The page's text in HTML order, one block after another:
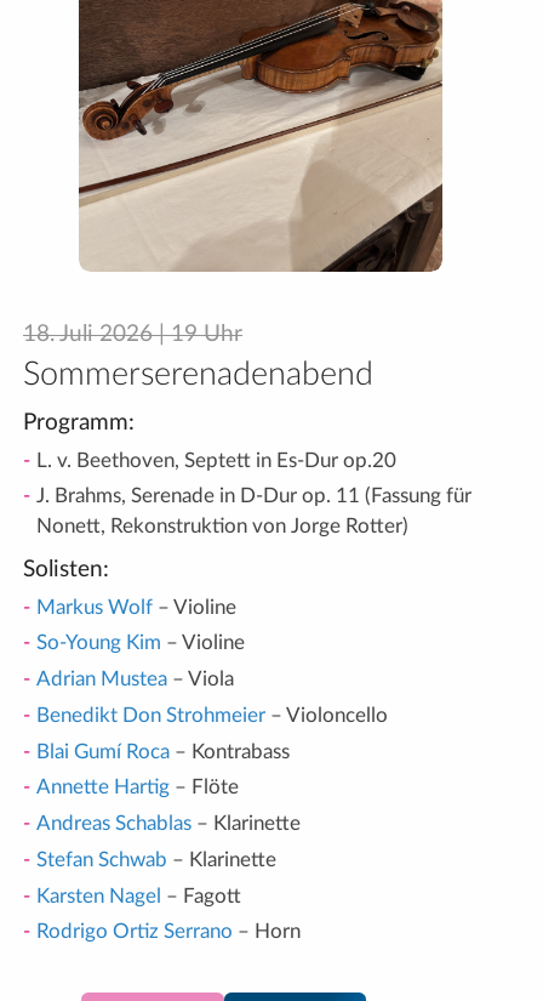
18. Juli 2026 | 19 Uhr
Sommerserenadenabend
Programm:
L. v. Beethoven, Septett in Es-Dur op.20
J. Brahms, Serenade in D-Dur op. 11 (Fassung für
Nonett, Rekonstruktion von Jorge Rotter)
Solisten:
Markus Wolf – Violine
So-Young Kim – Violine
Adrian Mustea – Viola
Benedikt Don Strohmeier – Violoncello
Blai Gumí Roca – Kontrabass
Annette Hartig – Flöte
Andreas Schablas – Klarinette
Stefan Schwab – Klarinette
Karsten Nagel – Fagott
Rodrigo Ortiz Serrano – Horn